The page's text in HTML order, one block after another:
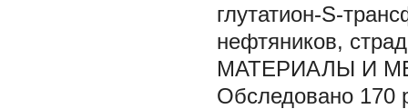
глутатион-S-
нефтяников,
МАТЕРИАЛЫ И
Обследовано 170